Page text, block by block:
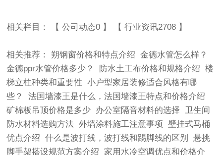
相关栏目： 【 公司动态0 】 【 行业资讯2708 】
相关推荐： 朔钢窗价格和特点介绍
金德水管怎么样？
金德ppr水管价格多少？
防水土工布价格和规格介绍
楼
梯立柱种类和重要性
小户型家居装修适合风格有哪
些？
法国墙漆王是什么，法国墙漆王特点和价格介绍
矿棉板吊顶价格是多少 办公室隔音材料的选择
卫生间
防水材料选购方法 外墙涂料施工注意事项
壁挂式马桶
优点介绍
什么是波打线，波打线和踢脚线的区别
悬挑
脚手架搭设规范方案介绍
家用水冷空调优点和价格介